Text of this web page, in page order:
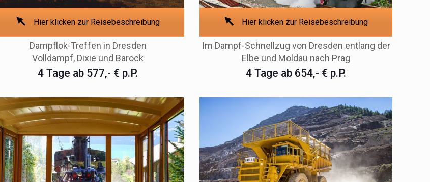
Hier klicken zur Reisebeschreibung
Dampflok-Treffen in Dresden
Volldampf, Dixie und Barock
4 Tage ab 577,- € p.P.
Hier klicken zur Reisebeschreibung
Im Dampf-Schnellzug von Dresden entlang der
Elbe und Moldau nach Prag
4 Tage ab 654,- € p.P.